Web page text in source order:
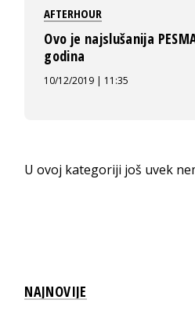
AFTERHOUR
Ovo je najslušanija
godina
10/12/2019 | 11:35
U ovoj kategoriji još uvek
NAJNOVIJE